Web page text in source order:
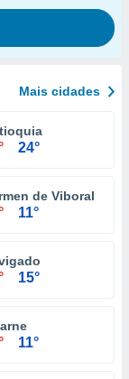
Mais cidades
24°
de Viboral
11°
15°
11°